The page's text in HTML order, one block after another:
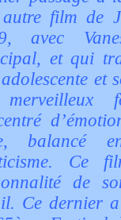
film de
avec
et qui
et
balancé
Ce
de
Ce dernier